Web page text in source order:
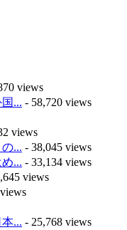
views
... - 58,720 views
views
... - 38,045 views
... - 33,134 views
views
... - 25,768 views